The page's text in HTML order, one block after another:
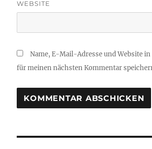
WEBSITE
Name, E-Mail-Adresse und Website
für meinen nächsten Kommentar